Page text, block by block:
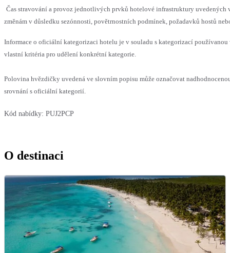
Čas stravování a provoz jednotlivých prvků hotelové infrastruktury uvedených
změnám v důsledku sezónnosti, povětrnostních podmínek, požadavků hostů
Informace o oficiální kategorizaci hotelu je v souladu s kategorizací používanou
vlastní kritéria pro udělení konkrétní kategorie.
Polovina hvězdičky uvedená ve slovním popisu může označovat
srovnání s oficiální kategorií.
Kód nabídky: PUJ2PCP
O destinaci